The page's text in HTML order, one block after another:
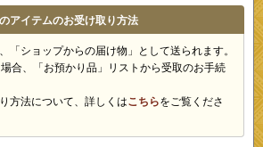
アイテムのお受け取り方法
「ショップからの届け物」として送られます。
合、「お預かり品」リストから受取のお手続
方法について、詳しくはこちらをご覧くださ